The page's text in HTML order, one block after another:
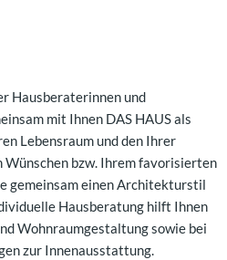
Hausberaterinnen und
mit Ihnen DAS HAUS als
Lebensraum und den Ihrer
Wünschen bzw. Ihrem favorisierten
gemeinsam einen Architekturstil
Hausberatung hilft Ihnen
Wohnraumgestaltung sowie bei
zur Innenausstattung.